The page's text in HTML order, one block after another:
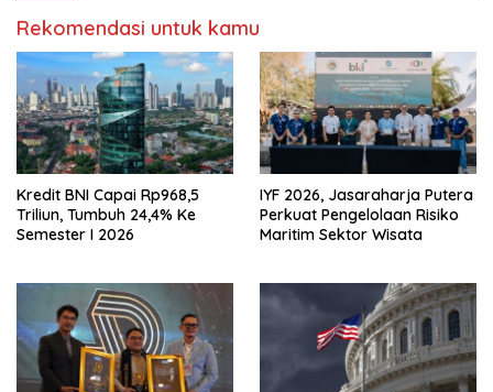
Rekomendasi untuk kamu
Kredit BNI Capai Rp968,5
Triliun, Tumbuh 24,4% Ke
Semester I 2026
IYF 2026, Jasaraharja Putera
Perkuat Pengelolaan Risiko
Maritim Sektor Wisata